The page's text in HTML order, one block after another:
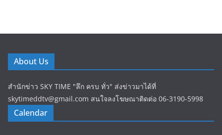
About Us
สำนักข่าว SKY TIME "ลึก ครบ ทั่ว" ส่งข่าวมาได้ที่
skytimeddtv@gmail.com สนใจลงโฆษณาติดต่อ 06-3190-5998
Calendar